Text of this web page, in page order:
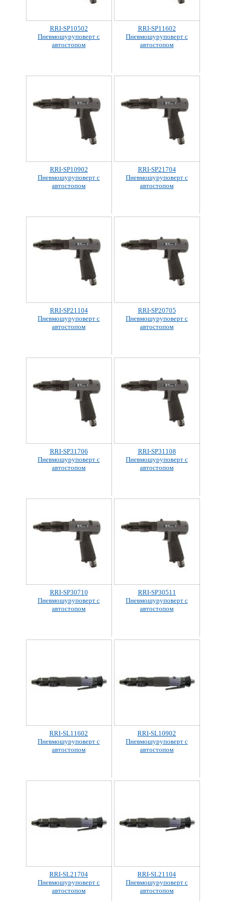
RRI-SP10502
Пневмошуруповерт с
автостопом
RRI-SP11602
Пневмошуруповерт с
автостопом
RRI-SP10902
Пневмошуруповерт с
автостопом
RRI-SP21704
Пневмошуруповерт с
автостопом
RRI-SP21104
Пневмошуруповерт с
автостопом
RRI-SP20705
Пневмошуруповерт с
автостопом
RRI-SP31706
Пневмошуруповерт с
автостопом
RRI-SP31108
Пневмошуруповерт с
автостопом
RRI-SP30710
Пневмошуруповерт с
автостопом
RRI-SP30511
Пневмошуруповерт с
автостопом
RRI-SL11602
Пневмошуруповерт с
автостопом
RRI-SL10902
Пневмошуруповерт с
автостопом
RRI-SL21704
Пневмошуруповерт с
автостопом
RRI-SL21104
Пневмошуруповерт с
автостопом